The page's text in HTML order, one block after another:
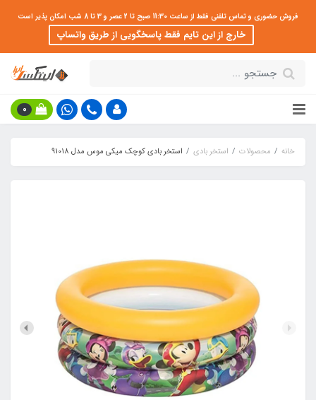
فروش حضوری و تماس تلفنی فقط از ساعت 11:30 صبح تا 2 عصر و 3 تا 8 شب امکان پذیر است
خارج از این تایم فقط پاسخگویی از طریق واتساپ
0
خانه محصولات استخر بادی استخر بادی کوچک میکی موس مدل 91018